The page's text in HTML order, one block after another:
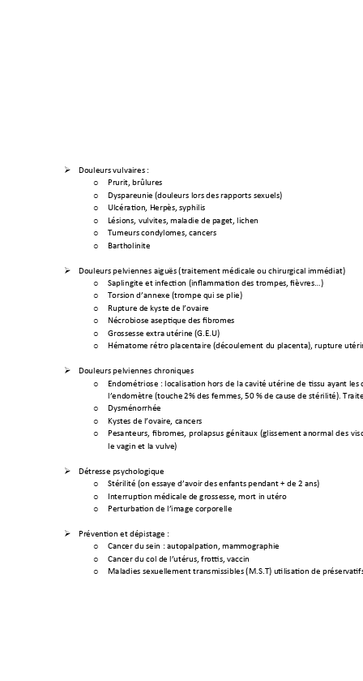
 Douleurs vulvaires :
o Prurit, brûlures
o Dyspareunie (douleurs lors des rapports sexuels)
o Ulcération, Herpès, syphilis
o Lésions, vulvites, maladie de paget, lichen
o Tumeurs condylomes, cancers
o Bartholinite
 Douleurs pelviennes aiguës (traitement médicale ou chirurgical immédiat)
o Saplingite et infection (inflammation des trompes, fièvres…)
o Torsion d’annexe (trompe qui se plie)
o Rupture de kyste de l’ovaire
o Nécrobiose aseptique des fibromes
o Grossesse extra utérine (G.E.U)
o Hématome rétro placentaire (découlement du placenta), rupture
 Douleurs pelviennes chroniques
o Endométriose : localisation hors de la cavité utérine de tissu ayant les
l’endomètre (touche 2% des femmes, 50 % de cause de stérilité).
o Dysménorrhée
o Kystes de l’ovaire , cancers
o Pesanteurs, fibromes, prolapsus génitaux (glissement anormal des
le vagin et la vulve)
 Détresse psychologique
o Stérilité (on essaye d’avoir des enfants pendant + de 2 ans)
o Interruption médicale de grossesse, mort in utéro
o Perturbation de l’image corporelle
 Prévention et dépistage :
o Cancer du sein : autopalpation, mammographie
o Cancer du col de l’utérus, frottis, vaccin
o Maladies sexuellement transmissibles (M.S.T) utilisation de préser